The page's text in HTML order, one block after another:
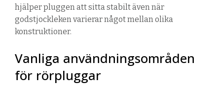
hjälper pluggen att sitta stabilt även när
godstjockleken varierar något mellan olika
konstruktioner.
Vanliga användningsområden
för rörpluggar